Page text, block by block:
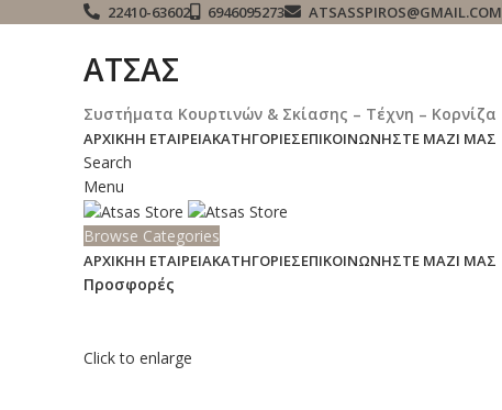
22410-63602 6946095273 ATSASSPIROS@GMAIL.COM
ΑΤΣΑΣ
Συστήματα Κουρτινών & Σκίασης – Τέχνη – Κορνίζα
ΑΡΧΙΚΉΗ ΕΤΑΙΡΕΊΑΚΑΤΗΓΟΡΊΕΣΕΠΙΚΟΙΝΩΝΉΣΤΕ ΜΑΖΊ ΜΑΣ
Search
Menu
Browse Categories
ΑΡΧΙΚΉΗ ΕΤΑΙΡΕΊΑΚΑΤΗΓΟΡΊΕΣΕΠΙΚΟΙΝΩΝΉΣΤΕ ΜΑΖΊ ΜΑΣ
Προσφορές
Click to enlarge